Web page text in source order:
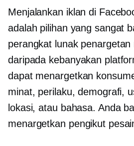
Menjalankan iklan di
adalah pilihan yang sangat
perangkat lunak
daripada kebanyakan
dapat menargetkan
minat, perilaku, demografi,
lokasi, atau bahasa. Anda
menargetkan pengikut